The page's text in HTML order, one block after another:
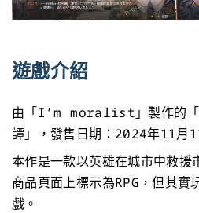
遊戲介紹
由「I’m moralist」製作的「
譚」，發售日期：2024年11月
本作是一款以英雄在城市中救援
商品頁面上標示為RPG，但其實
戲。